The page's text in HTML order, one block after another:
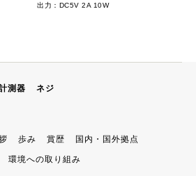
出力：DC5V 2A 10W
測器 ネジ
歩み 賞歴 国内・国外拠点
環境への取り組み